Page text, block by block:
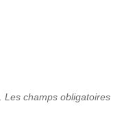
Les champs obligatoires